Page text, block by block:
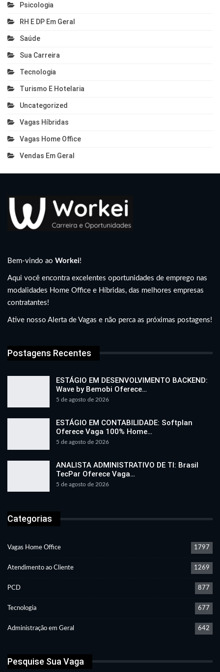
Psicologia
RH E DP Em Geral
Saúde
Sua Carreira
Tecnologia
Turismo E Hotelaria
Uncategorized
Vagas Híbridas
Vagas Home Office
Vendas Em Geral
Bem-vindo ao Workei!
Aqui você encontra excelentes oportunidades de emprego nas
modalidades Home Office e Híbridas, das melhores empresas
contratantes!
Ative nosso Alerta de Vagas e não perca as próximas postagens!
Postagens Recentes
ESTÁGIO EM DESENVOLVIMENTO BACKEND:
Wave by Bemobi Oferece…
5 de agosto de 2026
ESTÁGIO EM CONTABILIDADE: Softplan
Oferece Vaga 100% Home…
5 de agosto de 2026
ANALISTA ADMINISTRATIVO DE TI: Brasil
TecPar Oferece Vaga…
5 de agosto de 2026
Categorias
Vagas Home Office 1797
Atendimento ao Cliente 1269
PCD 877
Tecnologia 677
Administração em Geral 642
Pesquise Sua Vaga